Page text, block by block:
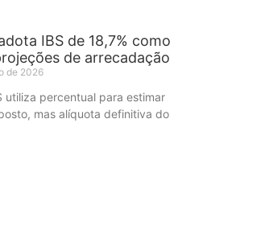
IBS de 18,7% como
de arrecadação
de 2026
utiliza percentual para estimar
mas alíquota definitiva do